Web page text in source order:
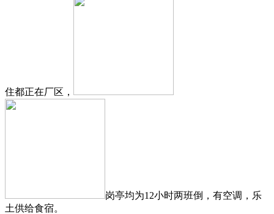
住都正在厂区，
岗亭均为12小时两班倒，有空调，乐
土供给食宿。